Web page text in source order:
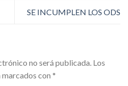
SE INCUMPLEN LOS ODS
no será publicada. Los
con *